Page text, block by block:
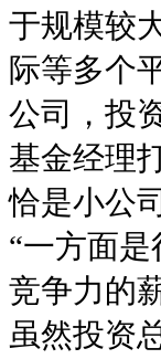
于规模较
际等多个
公司，投
基金经理
恰是小公
“一方面
竞争力的
虽然投资